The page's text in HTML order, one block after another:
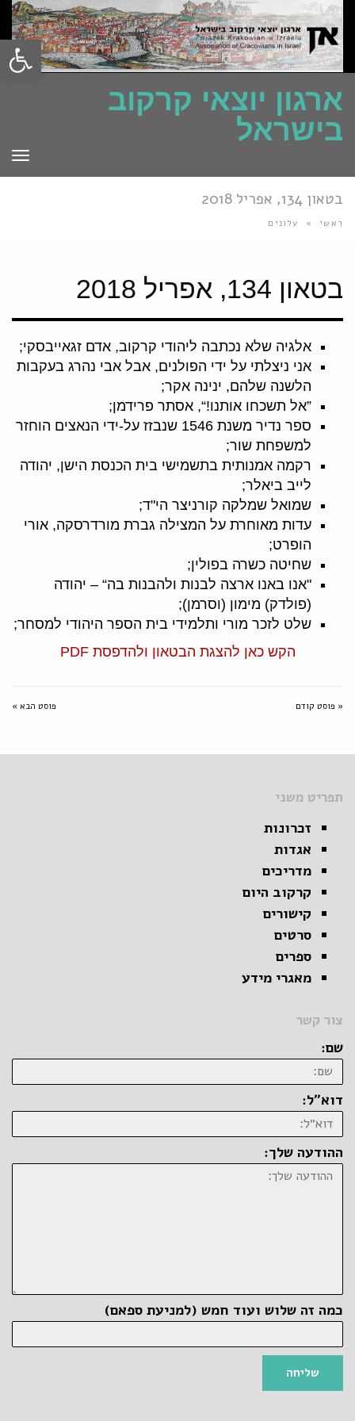
פתח
ארגון יוצאי קרקוב
בישראל
בטאון 134, אפריל 2018
ראשי » עלונים
בטאון 134, אפריל 2018
אלגיה שלא נכתבה ליהודי קרקוב, אדם זגאייבסקי;
אני ניצלתי על ידי הפולנים, אבל אבי נהרג בעקבות
הלשנה שלהם, ינינה אקר;
”אל תשכחו אותנו!“, אסתר פרידמן;
ספר נדיר משנת 1546 שנבזז על-ידי הנאצים הוחזר
למשפחת שור;
רקמה אמנותית בתשמישי בית הכנסת הישן, יהודה
לייב ביאלר;
שמואל שמלקה קורניצר הי"ד;
עדות מאוחרת על המצילה גברת מורדרסקה, אורי
הופרט;
שחיטה כשרה בפולין;
"אנו באנו ארצה לבנות ולהבנות בה“ – יהודה
(פולדק) מימון (וסרמן);
שלט לזכר מורי ותלמידי בית הספר היהודי למסחר;
הקש כאן להצגת הבטאון ולהדפסת PDF
« פוסט קודם פוסט הבא »
תפריט משני
זכרונות
אגדות
מדריכים
קרקוב היום
קישורים
סרטים
ספרים
מאגרי מידע
צור קשר
שם:
דוא״ל:
ההודעה שלך:
כמה זה שלוש ועוד חמש (למניעת ספאם)
שליחה